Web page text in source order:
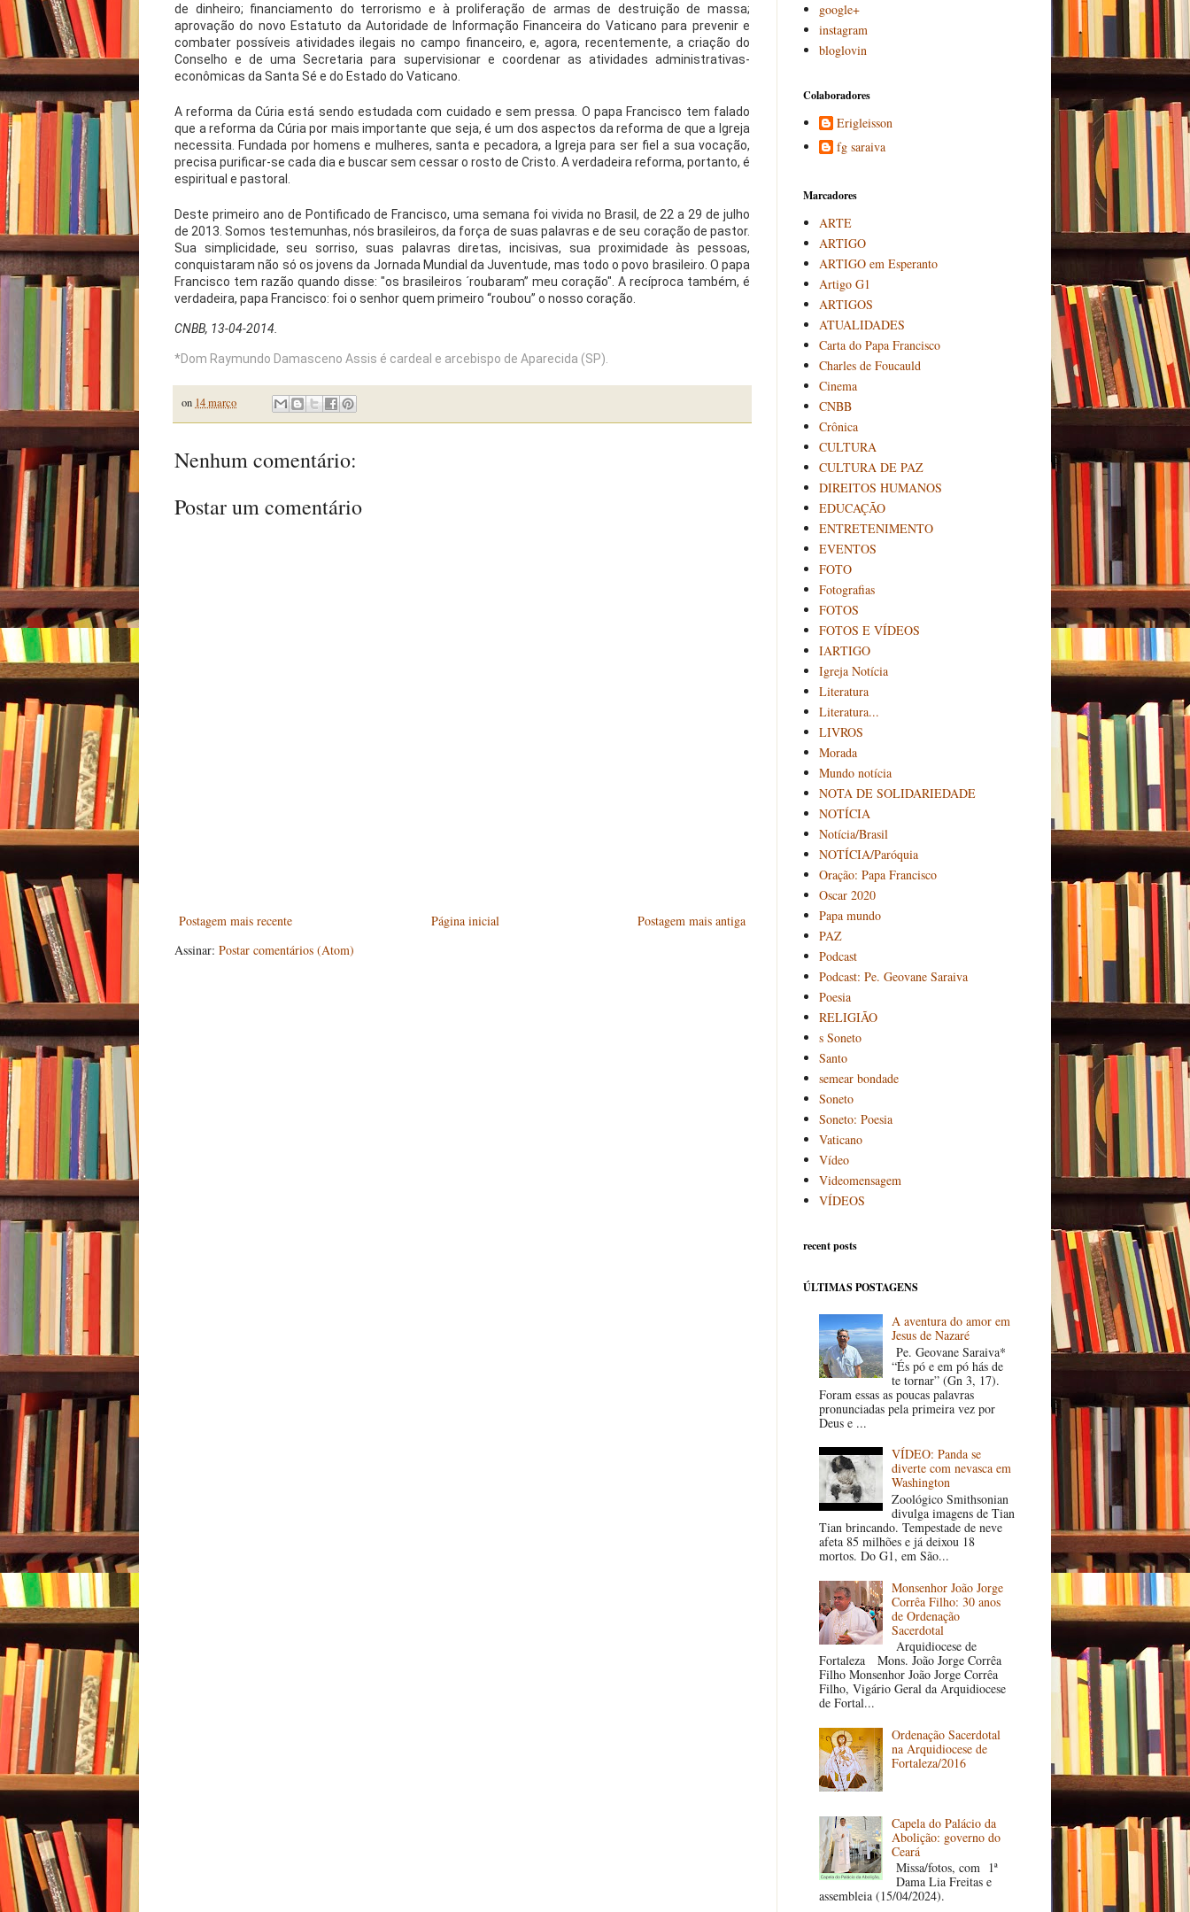
de dinheiro; financiamento do terrorismo e à proliferação de armas de destruição de massa;
aprovação do novo Estatuto da Autoridade de Informação Financeira do Vaticano para prevenir e
combater possíveis atividades ilegais no campo financeiro, e, agora, recentemente, a criação do
Conselho e de uma Secretaria para supervisionar e coordenar as atividades administrativas-
econômicas da Santa Sé e do Estado do Vaticano.
A reforma da Cúria está sendo estudada com cuidado e sem pressa. O papa Francisco tem falado
que a reforma da Cúria por mais importante que seja, é um dos aspectos da reforma de que a Igreja
necessita. Fundada por homens e mulheres, santa e pecadora, a Igreja para ser fiel a sua vocação,
precisa purificar-se cada dia e buscar sem cessar o rosto de Cristo. A verdadeira reforma, portanto, é
espiritual e pastoral.
Deste primeiro ano de Pontificado de Francisco, uma semana foi vivida no Brasil, de 22 a 29 de julho
de 2013. Somos testemunhas, nós brasileiros, da força de suas palavras e de seu coração de pastor.
Sua simplicidade, seu sorriso, suas palavras diretas, incisivas, sua proximidade às pessoas,
conquistaram não só os jovens da Jornada Mundial da Juventude, mas todo o povo brasileiro. O papa
Francisco tem razão quando disse: "os brasileiros ´roubaram” meu coração". A recíproca também, é
verdadeira, papa Francisco: foi o senhor quem primeiro “roubou” o nosso coração.
CNBB, 13-04-2014.
*Dom Raymundo Damasceno Assis é cardeal e arcebispo de Aparecida (SP).
on 14 março
Nenhum comentário:
Postar um comentário
Postagem mais recente Postagem mais antiga
Página inicial
Assinar: Postar comentários (Atom)
google+
instagram
bloglovin
Colaboradores
Erigleisson
fg saraiva
Marcadores
ARTE
ARTIGO
ARTIGO em Esperanto
Artigo G1
ARTIGOS
ATUALIDADES
Carta do Papa Francisco
Charles de Foucauld
Cinema
CNBB
Crônica
CULTURA
CULTURA DE PAZ
DIREITOS HUMANOS
EDUCAÇÃO
ENTRETENIMENTO
EVENTOS
FOTO
Fotografias
FOTOS
FOTOS E VÍDEOS
IARTIGO
Igreja Notícia
Literatura
Literatura...
LIVROS
Morada
Mundo notícia
NOTA DE SOLIDARIEDADE
NOTÍCIA
Notícia/Brasil
NOTÍCIA/Paróquia
Oração: Papa Francisco
Oscar 2020
Papa mundo
PAZ
Podcast
Podcast: Pe. Geovane Saraiva
Poesia
RELIGIÃO
s Soneto
Santo
semear bondade
Soneto
Soneto: Poesia
Vaticano
Vídeo
Videomensagem
VÍDEOS
recent posts
ÚLTIMAS POSTAGENS
A aventura do amor em
Jesus de Nazaré
Pe. Geovane Saraiva*
“És pó e em pó hás de
te tornar” (Gn 3, 17).
Foram essas as poucas palavras
pronunciadas pela primeira vez por
Deus e ...
VÍDEO: Panda se
diverte com nevasca em
Washington
Zoológico Smithsonian
divulga imagens de Tian
Tian brincando. Tempestade de neve
afeta 85 milhões e já deixou 18
mortos. Do G1, em São...
Monsenhor João Jorge
Corrêa Filho: 30 anos
de Ordenação
Sacerdotal
Arquidiocese de
Fortaleza Mons. João Jorge Corrêa
Filho Monsenhor João Jorge Corrêa
Filho, Vigário Geral da Arquidiocese
de Fortal...
Ordenação Sacerdotal
na Arquidiocese de
Fortaleza/2016
Capela do Palácio da
Abolição: governo do
Ceará
Missa/fotos, com 1ª
Dama Lia Freitas e
assembleia (15/04/2024).